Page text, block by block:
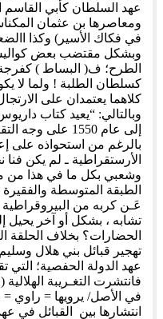
عهد السلطان كأبي القاسم
ومعاصرها بن عثمان
في فكاك الأسير) وكذا
وبشكل مقتضب بعض
الطرح؛ ف( البساط )
كسلطان الطلبة ! ولما لا
كلاهما يعتمدان على
وبالتالي: “يعيد كتاب
إلى عام 1550
بالرغم من استحواذه على
الأرستقراطية ـ لم يكن
وشعبي بكل ما في هذا من
الطبقة المتوسطة
عَـن كربه من البيروقراطية
تشابه ، بشكل أو آخر يحيل
الحضارات؟ بخلاف الحلقة
تهجير قبائل بني هلال
عهد الدولة الحفصية؛ التي
فانتشرت التغـريبة
في الأصل/ يرويها = راوي =
انتشارها بين القبائل في